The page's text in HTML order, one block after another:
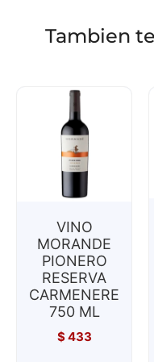
Tambien
VINO
MORANDE
PIONERO
RESERVA
CARMENERE
750 ML
$433